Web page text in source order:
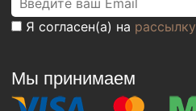
Я согласен(а) на рассылку
Мы принимаем